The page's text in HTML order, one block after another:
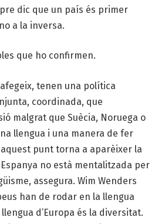
dic que un país és primer
a la inversa.
que ho confirmen.
tenen una política
coordinada, que
malgrat que Suècia, Noruega o
llengua i una manera de fer
punt torna a aparèixer la
no està mentalitzada per
assegura. Wim Wenders
han de rodar en la llengua
d’Europa és la diversitat.